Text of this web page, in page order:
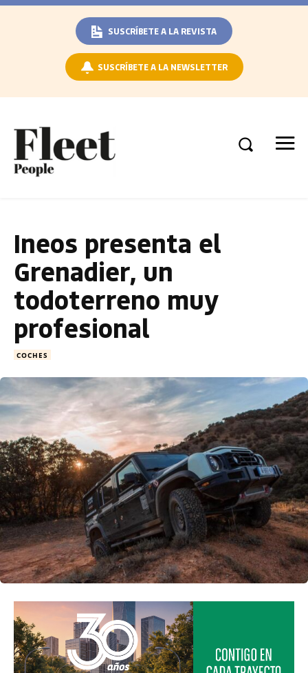
SUSCRÍBETE A LA REVISTA
SUSCRÍBETE A LA NEWSLETTER
Ineos presenta el
Grenadier, un
todoterreno muy
profesional
COCHES